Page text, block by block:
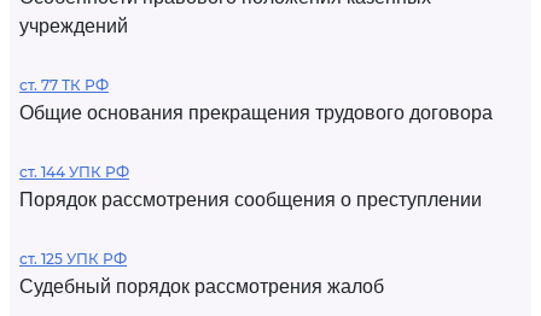
учреждений
ст. 77 ТК РФ
Общие основания прекращения трудового договора
ст. 144 УПК РФ
Порядок рассмотрения сообщения о преступлении
ст. 125 УПК РФ
Судебный порядок рассмотрения жалоб